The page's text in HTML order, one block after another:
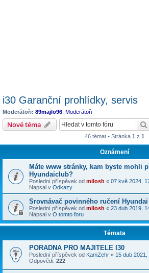
i30 Garanční prohlídky, servis
Moderátoři: 89majlo96 Moderátoři
Nové téma
46 témat • Stránka 1 z 1
Oznámení
Máte www stránky, kam byste mohli
Hyundaiclub?
Poslední příspěvek od milosh « 07 kvě 2024,
Napsal v Odkazy
Srovnávač povinného ručení Hyundai
Poslední příspěvek od milosh « 23 dub 2019,
Napsal v O tomto foru
Témata
PORADNA PRO MAJITELE I30
Poslední příspěvek od KamZehr « 15 dub 2021,
Odpovědi: 222